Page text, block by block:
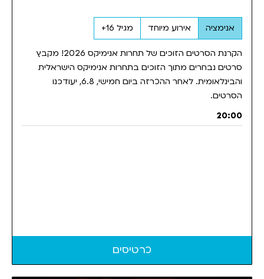
אנימציה אירוע מיוחד מגיל 16+
הקרנת הסרטים הזוכים של תחרות אנימיקס 2026! מקבץ
סרטים נבחרים מתוך הזוכים בתחרות אנימיקס הישראלית
והבינלאומית. לאחר ההכרזה ביום חמישי, 6.8, יעודכנו
הסרטים.
20:00
כרטיסים